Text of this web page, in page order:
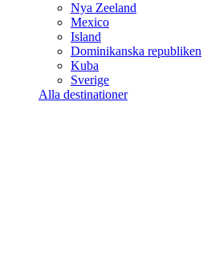
Nya Zeeland
Mexico
Island
Dominikanska republiken
Kuba
Sverige
Alla destinationer